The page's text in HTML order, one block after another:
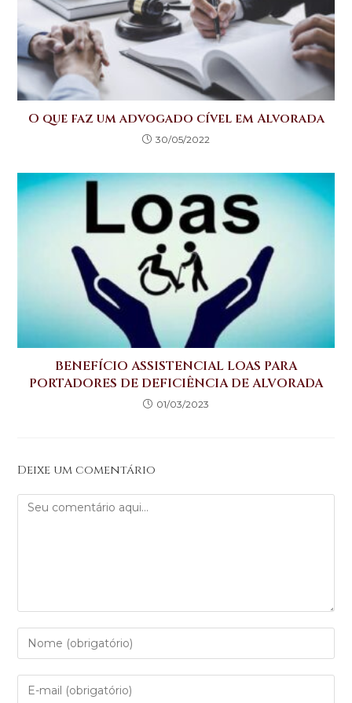
O que faz um advogado cível em Alvorada
30/05/2022
BENEFÍCIO ASSISTENCIAL LOAS PARA
PORTADORES DE DEFICIÊNCIA DE ALVORADA
01/03/2023
Deixe um comentário